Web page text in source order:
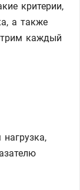
критерии,
а также
каждый